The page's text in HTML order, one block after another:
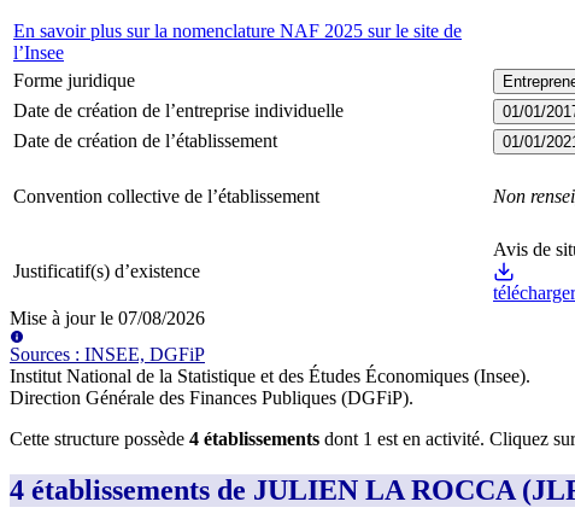
En savoir plus sur la nomenclature NAF 2025 sur le site de
l’Insee
Forme juridique
Date de création de l’entreprise individuelle 01/01/
Date de création de l’établissement 01/01/
Convention collective de l’établissement Non
Justificatif(s) d’existence
Avis de
télécharger
Mise à jour le 07/08/2026
Sources : INSEE, DGFiP
Institut National de la Statistique et des Études Économiques (Insee).
Direction Générale des Finances Publiques (DGFiP).
Cette structure possède 4 établissements dont 1 est en activité. Cliquez
4 établissements de JULIEN LA ROCCA